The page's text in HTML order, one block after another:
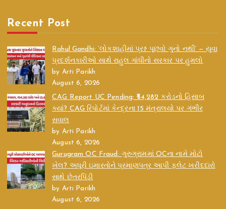
Recent Post
Rahul Gandhi: ‘લોકશાહીમાં પ્રશ્ન પૂછવો ગુનો નથી’ — યુવા
પ્રદર્શનકારીઓ સાથે રાહુલ ગાંધીનો સરકાર પર હુમલો
by Arti Parikh
August 6, 2026
CAG Report UC Pending: ₹54,282 કરોડનો હિસાબ
ક્યાં? CAG રિપોર્ટમાં કેન્દ્રના 15 મંત્રાલયો પર ગંભીર
સવાલ
by Arti Parikh
August 6, 2026
Gurugram OC Fraud: ગુરુગ્રામમાં OCના નામે મોટો
ખેલ? અધૂરી ઇમારતોને પ્રમાણપત્ર આપી ફ્લેટ ખરીદદારો
સાથે છેતરપિંડી
by Arti Parikh
August 6, 2026